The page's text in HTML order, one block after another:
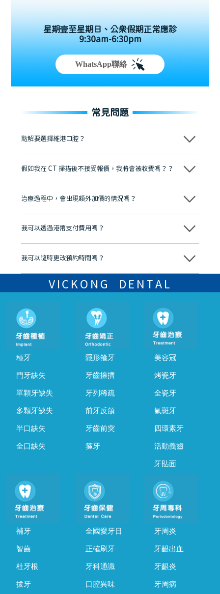
星期壹至星期日、公眾假期正常應診
9:30am-6:30pm
WhatsApp聯絡
常見問題
點解要選擇維港口腔？
維港口腔踐行「醫道濟世」的大學校訓，各分院匯聚來自香港、內地的
牌」、「2025香港企業領袖品牌」，是諾貝爾種植系統全球放心植牙中
至今已服務超過三十個國家和地區的顧客，受到粵港澳大灣區及周邊城
市市民極高的口碑評價及信任推薦 珠海、深圳設有八大分院，香港亦設
有咨詢及服務保障中心，有任何問題都可以隨時預約免費咨詢，讓人十
假如我在 CT 掃描後不接受報價，我將會被收費嗎？？
不會！只要未開始實際服務之前，你不會被收取任何費用。
治療過程中，會出現額外加價的情況嗎？
不會，治療前我們會詳細說明治療方案及對應的價錢，顧客同意並簽字
我可以透過港幣支付費用嗎？
可以。維港口腔會按照當日匯率轉算收取費用，而匯率會及時告知客人
我可以隨時更改預約時間嗎？
可以，請盡早通過wechat或whatsapp聯絡我們，告知我們你原本預約
的時間及資料，並且重新預約的日期及時段
VICKONG DENTAL
種牙
門牙缺失
單顆牙缺失
多顆牙缺失
半口缺失
全口缺失
隱形箍牙
牙齒擁擠
牙列稀疏
前牙反頜
牙齒前突
箍牙
美容冠
烤瓷牙
全瓷牙
氟斑牙
四環素牙
活動義齒
牙貼面
補牙
智齒
杜牙根
拔牙
全國愛牙日
正確刷牙
牙科通識
口腔異味
牙周炎
牙齦出血
牙齦炎
牙周病